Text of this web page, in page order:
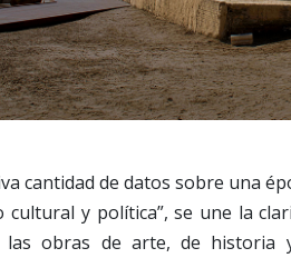
cantidad de datos sobre una
cultural y política”, se une la
las obras de arte, de historia